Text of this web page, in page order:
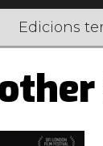
Edicions